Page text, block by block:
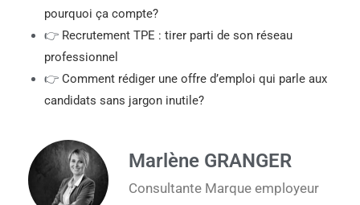
pourquoi ça compte?
👉 Recrutement TPE : tirer parti de son réseau
professionnel
👉 Comment rédiger une offre d’emploi qui parle aux
candidats sans jargon inutile?
Marlène GRANGER
Consultante Marque employeur